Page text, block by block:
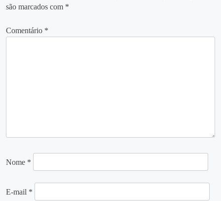
são marcados com *
Comentário *
Nome *
E-mail *